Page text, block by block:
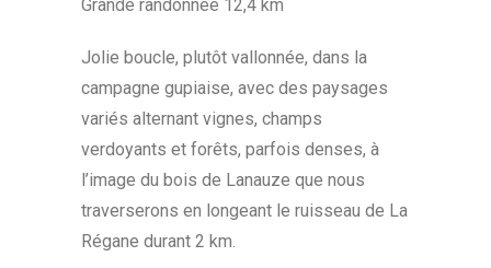
Grande randonnée 12,4 km
Jolie boucle, plutôt vallonnée, dans la
campagne gupiaise, avec des paysages
variés alternant vignes, champs
verdoyants et forêts, parfois denses, à
l’image du bois de Lanauze que nous
traverserons en longeant le ruisseau de La
Régane durant 2 km.